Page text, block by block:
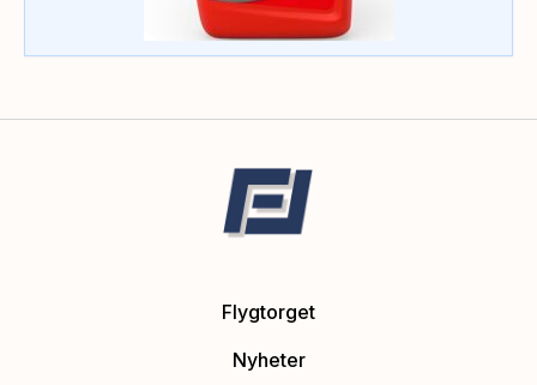
Flygtorget
Nyheter